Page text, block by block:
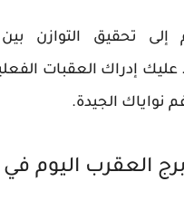
إلى تحقيق التوازن
إدراك العقبات
نواياك الجيدة.
العقرب اليوم